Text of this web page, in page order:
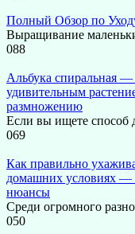
Полный Обзор по
Выращивание
088
Альбука спиральная —
удивительным
размножению
Если вы ищете способ
069
Как правильно
домашних условиях —
нюансы
Среди огромного
050